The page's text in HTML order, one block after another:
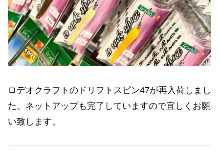
ロデオクラフトのドリフトスピン47が再入荷しまし
た。ネットアップも完了していますので宜しくお願
い致します。